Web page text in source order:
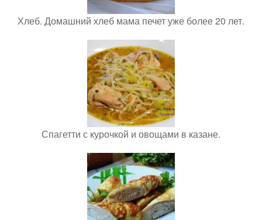
Хлеб. Домашний хлеб мама печет уже более 20 лет.
Спагетти с курочкой и овощами в казане.